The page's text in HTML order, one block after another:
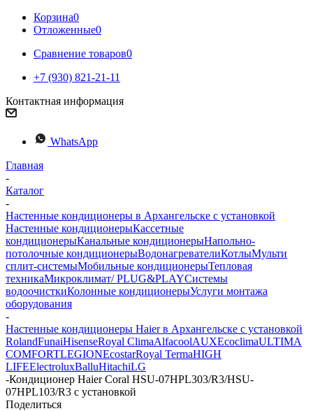
Корзина0
Отложенные0
Сравнение товаров0
+7 (930) 821-21-11
Контактная информация
WhatsApp
Главная
-
Каталог
-
Настенные кондиционеры в Архангельске с установкой
Настенные кондиционерыКассетные
кондиционерыКанальные кондиционерыНапольно-
потолочные кондиционерыВодонагревателиКотлыМульти
сплит-системыМобильные кондиционерыТепловая
техникаМикроклимат/ PLUG&PLAYСистемы
водоочисткиКолонные кондиционерыУслуги монтажа
оборудования
-
Настенные кондиционеры Haier в Архангельске с установкой
RolandFunaiHisenseRoyal ClimaAlfacoolAUXEcoclimaULTIMA
COMFORTLEGIONEcostarRoyal TermaHIGH
LIFEElectroluxBalluHitachiLG
-Кондиционер Haier Coral HSU-07HPL303/R3/HSU-
07HPL103/R3 с установкой
Поделиться